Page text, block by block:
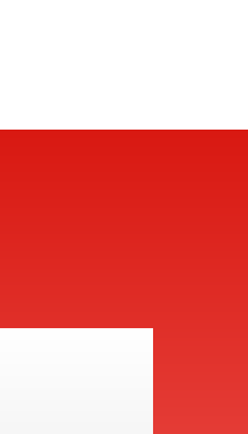
? Vai alla pagina della